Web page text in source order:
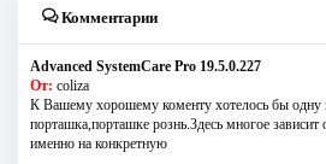
Комментарии
Advanced SystemCare Pro 19.5.0.227
От: coliza
К Вашему хорошему коменту хотелось бы одну
порташка,порташке рознь.Здесь многое зависит
именно на конкретную